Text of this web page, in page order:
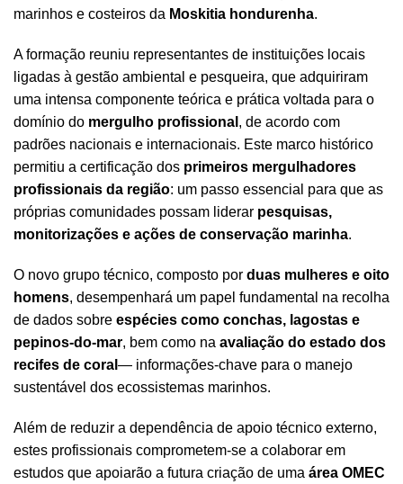
marinhos e costeiros da Moskitia hondurenha.
A formação reuniu representantes de instituições locais
ligadas à gestão ambiental e pesqueira, que adquiriram
uma intensa componente teórica e prática voltada para o
domínio do mergulho profissional , de acordo com
padrões nacionais e internacionais. Este marco histórico
permitiu a certificação dos primeiros mergulhadores
profissionais da região: um passo essencial para que as
próprias comunidades possam liderar pesquisas,
monitorizações e ações de conservação marinha.
O novo grupo técnico, composto por duas mulheres e oito
homens, desempenhará um papel fundamental na recolha
de dados sobre espécies como conchas, lagostas e
pepinos-do-mar, bem como na avaliação do estado dos
recifes de coral — informações-chave para o manejo
sustentável dos ecossistemas marinhos.
Além de reduzir a dependência de apoio técnico externo,
estes profissionais comprometem-se a colaborar em
estudos que apoiarão a futura criação de uma área OMEC